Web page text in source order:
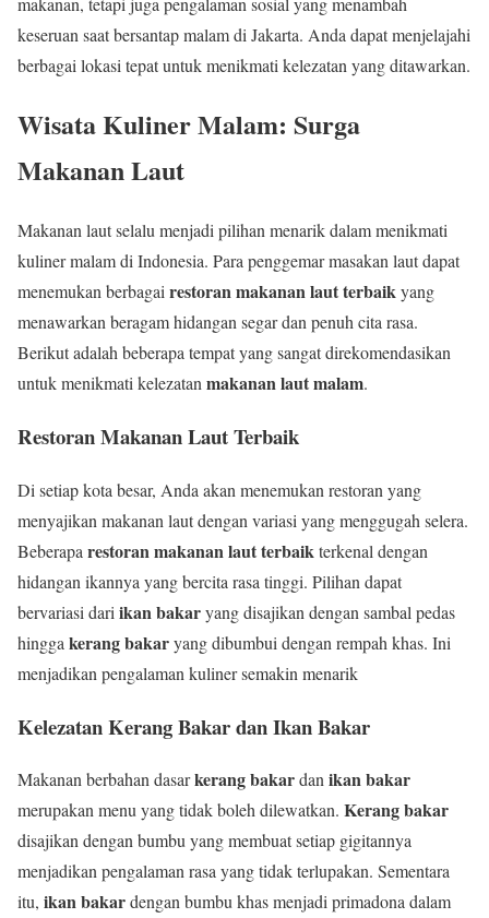
keseruan saat bersantap malam di Jakarta. Anda dapat menjelajahi
berbagai lokasi tepat untuk menikmati kelezatan yang ditawarkan.
Wisata Kuliner Malam: Surga
Makanan Laut
Makanan laut selalu menjadi pilihan menarik dalam menikmati
kuliner malam di Indonesia. Para penggemar masakan laut dapat
menemukan berbagairestoran makanan laut terbaikyang
menawarkan beragam hidangan segar dan penuh cita rasa.
Berikut adalah beberapa tempat yang sangat direkomendasikan
untuk menikmati kelezatanmakanan laut malam.
Restoran Makanan Laut Terbaik
Di setiap kota besar, Anda akan menemukan restoran yang
menyajikan makanan laut dengan variasi yang menggugah selera.
Beberapa restoran makanan laut terbaikterkenal dengan
hidangan ikannya yang bercita rasa tinggi. Pilihan dapat
bervariasi dari ikan bakaryang disajikan dengan sambal pedas
hingga kerang bakaryang dibumbui dengan rempah khas. Ini
menjadikan pengalaman kuliner semakin menarik
Kelezatan Kerang Bakar dan Ikan Bakar
Makanan berbahan dasarkerang bakardanikan bakar
merupakan menu yang tidak boleh dilewatkan. Kerang bakar
disajikan dengan bumbu yang membuat setiap gigitannya
menjadikan pengalaman rasa yang tidak terlupakan. Sementara
itu, ikan bakardengan bumbu khas menjadi primadona dalam